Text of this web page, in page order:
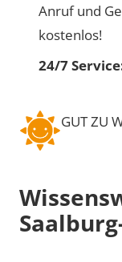
Anruf und
kostenlos!
24/7
GUT ZU